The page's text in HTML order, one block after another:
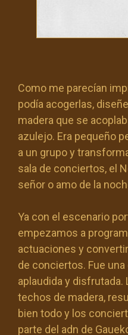
Como me parecían
podía acogerlas,
madera que se
azulejo. Era pequeño
a un grupo y
sala de conciertos, el
señor o amo de la
Ya con el escenario
empezamos a
actuaciones y
de conciertos. Fue
aplaudida y disfrutada.
techos de madera,
bien todo y los
parte del adn de